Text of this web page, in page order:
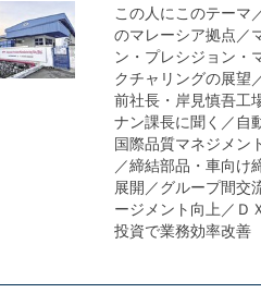
この人にこのテーマ
のマレーシア拠点／
ン・プレシジョン・
クチャリングの展望
前社長・岸見慎吾工
ナン課長に聞く／自
国際品質マネジメン
／締結部品・車向け
展開／グループ間交
ージメント向上／Ｄ
投資で業務効率改善